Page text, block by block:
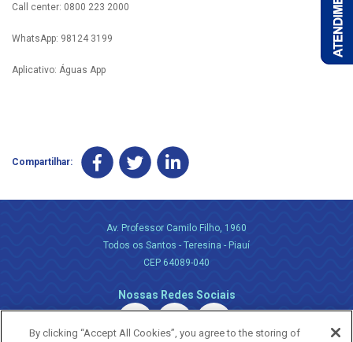
Call center: 0800 223 2000
WhatsApp: 98124 3199
Aplicativo: Águas App
Compartilhar:
Av. Professor Camilo Filho, 1960
Todos os Santos - Teresina - Piauí
CEP 64089-040
Nossas Redes Sociais
By clicking “Accept All Cookies”, you agree to the storing of